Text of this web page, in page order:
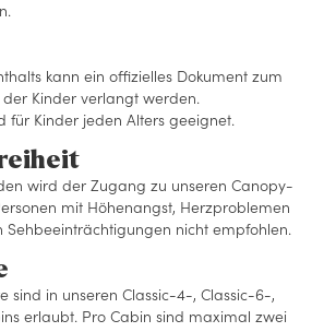
kann ein offizielles Dokument zum
der Kinder verlangt werden.
für Kinder jeden Alters geeignet.
wird der Zugang zu unseren Canopy-
mit Höhenangst, Herzproblemen
Sehbeeinträchtigungen nicht empfohlen.
sind in unseren Classic-4-, Classic-6-,
erlaubt. Pro Cabin sind maximal zwei